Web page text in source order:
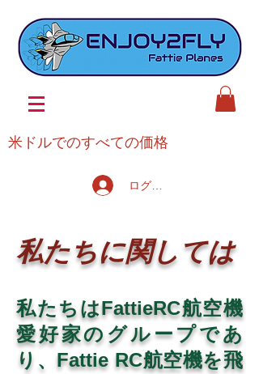
米ドルでのすべての価格
ログイン
私たちに関しては
私たちはFattieRC航空機
愛好家のグループであ
り、Fattie RC航空機を飛